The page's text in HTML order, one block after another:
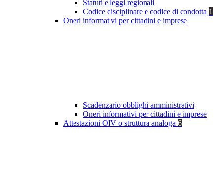
Statuti e leggi regionali
Codice disciplinare e codice di condotta 1
Oneri informativi per cittadini e imprese
Scadenzario obblighi amministrativi
Oneri informativi per cittadini e imprese
Attestazioni OIV o struttura analoga 6